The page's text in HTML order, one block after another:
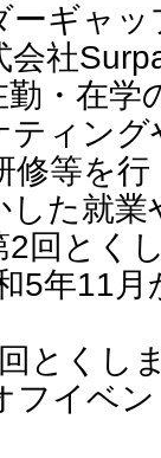
ギャッ
会社
勤・在学
ティング
修等を行
した就業
2回とく
5年11月
とくし
フイベ